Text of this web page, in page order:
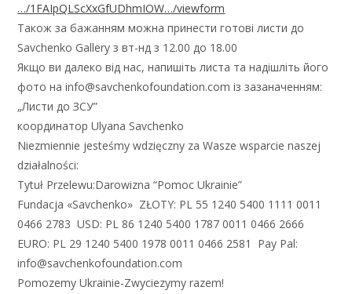
…/1FAIpQLScXxGfUDhmIOW…/viewform
Також за бажанням можна принести готові листи до
Savchenko Gallery з вт-нд з 12.00 до 18.00
Якщо ви далеко від нас, напишіть листа та надішліть його
фото на info@savchenkofoundation.com із зазаначенням:
„Листи до ЗСУ”
координатор Ulyana Savchenko
Niezmiennie jesteśmy wdzięczny za Wasze wsparcie naszej
działalności:
Tytuł Przelewu:Darowizna “Pomoc Ukrainie”
Fundacja «Savchenko» ZŁOTY: PL 55 1240 5400 1111 0011
0466 2783 USD: PL 86 1240 5400 1787 0011 0466 2666
EURO: PL 29 1240 5400 1978 0011 0466 2581 Pay Pal:
info@savchenkofoundation.com
Pomozemy Ukrainie-Zwyciezymy razem!